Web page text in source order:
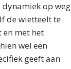
dynamiek op weg
de wietteelt te
en met het
wel een
geeft aan